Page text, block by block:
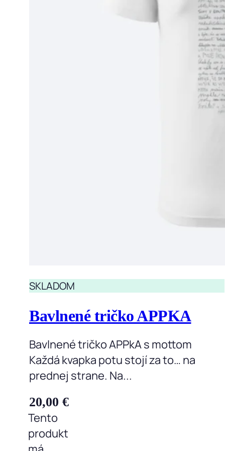
SKLADOM
Bavlnené tričko APPKA
Bavlnené tričko APPkA s mottom
Každá kvapka potu stojí za to… na
prednej strane. Na...
20,00 €
Tento
produkt